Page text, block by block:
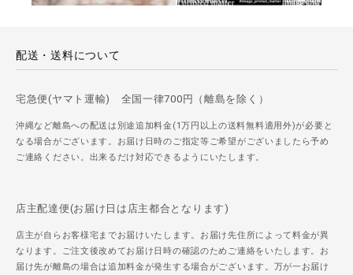
配送・送料について
宅急便(ヤマト運輸) 全国一律700円（離島を除く）
沖縄など離島への配送は別途追加料金(1万円以上の送料無料適用外)が必要と
なる場合がございます。お届け日時のご指定等ご希望がございましたら予め
ご連絡ください。出来るだけ対応できるようにいたします。
店主配達便(お届け日は店主都合となります)
店主が自らお客様宅までお届けいたします。お届け先住所によって料金が異
なります。ご注文後改めてお届け日時の確認のためご連絡をいたします。お
届け先が離島の場合は追加料金が発生する場合がございます。万が一お届け